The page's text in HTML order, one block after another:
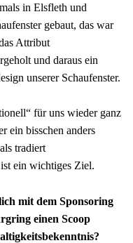
in Elsfleth und
gebaut, das war
Attribut
und daraus ein
unserer Schaufenster.
für uns wieder ganz
ein bisschen anders
tradiert
ein wichtiges Ziel.
mit dem Sponsoring
einen Scoop